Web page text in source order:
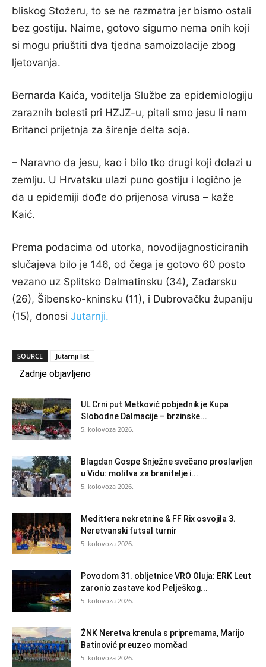
bliskog Stožeru, to se ne razmatra jer bismo ostali
bez gostiju. Naime, gotovo sigurno nema onih koji
si mogu priuštiti dva tjedna samoizolacije zbog
ljetovanja.
Bernarda Kaića, voditelja Službe za epidemiologiju
zaraznih bolesti pri HZJZ-u, pitali smo jesu li nam
Britanci prijetnja za širenje delta soja.
– Naravno da jesu, kao i bilo tko drugi koji dolazi u
zemlju. U Hrvatsku ulazi puno gostiju i logično je
da u epidemiji dođe do prijenosa virusa – kaže
Kaić.
Prema podacima od utorka, novodijagnosticiranih
slučajeva bilo je 146, od čega je gotovo 60 posto
vezano uz Splitsko Dalmatinsku (34), Zadarsku
(26), Šibensko-kninsku (11), i Dubrovačku županiju
(15), donosi Jutarnji.
SOURCE Jutarnji list
Zadnje objavljeno
UL Crni put Metković pobjednik je Kupa
Slobodne Dalmacije – brzinske...
5. kolovoza 2026.
Blagdan Gospe Snježne svečano proslavljen
u Vidu: molitva za branitelje i...
5. kolovoza 2026.
Medittera nekretnine & FF Rix osvojila 3.
Neretvanski futsal turnir
5. kolovoza 2026.
Povodom 31. obljetnice VRO Oluja: ERK Leut
zaronio zastave kod Pelješkog...
5. kolovoza 2026.
ŽNK Neretva krenula s pripremama, Marijo
Batinović preuzeo momčad
5. kolovoza 2026.